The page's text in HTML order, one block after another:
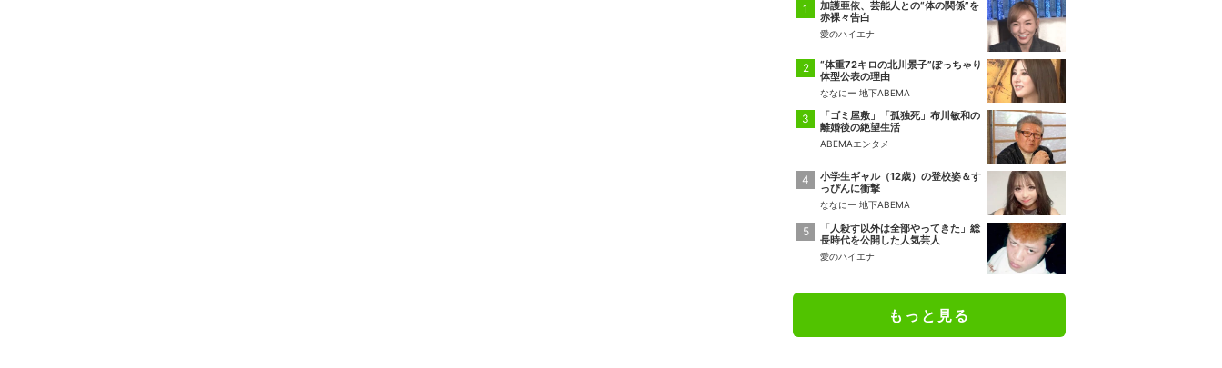
加護亜依、芸能人との“体の関係”を
赤裸々告白
愛のハイエナ
“体重72キロの北川景子”ぽっちゃり
体型公表の理由
ななにー 地下ABEMA
「ゴミ屋敷」「孤独死」布川敏和の
離婚後の絶望生活
ABEMAエンタメ
小学生ギャル（12歳）の登校姿＆す
っぴんに衝撃
ななにー 地下ABEMA
「人殺す以外は全部やってきた」総
長時代を公開した人気芸人
愛のハイエナ
もっと見る